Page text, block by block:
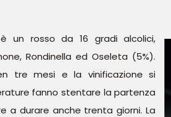
un rosso da 16 gradi alcolici,
Rondinella ed Oseleta (5%).
tre mesi e la vinificazione si
fanno stentare la partenza
a durare anche trenta giorni. La